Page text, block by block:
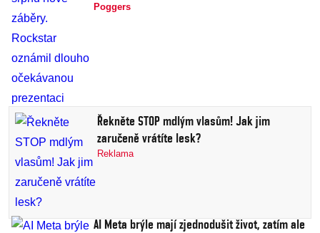
Poggers
Řekněte STOP mdlým vlasům! Jak jim
zaručeně vrátíte lesk?
Reklama
AI Meta brýle mají zjednodušit život, zatím ale